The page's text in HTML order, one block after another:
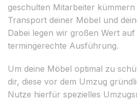
geschulten Mitarbeiter
Transport deiner Möbel und
Dabei legen wir großen Wert
termingerechte Ausführung.
Um deine Möbel optimal zu
dir, diese vor dem Umzug
Nutze hierfür spezielles